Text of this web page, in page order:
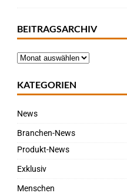
BEITRAGSARCHIV
KATEGORIEN
News
Branchen-News
Produkt-News
Exklusiv
Menschen